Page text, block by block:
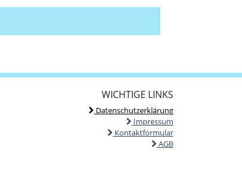
WICHTIGE LINKS
Datenschutzerklärung
Impressum
Kontaktformular
AGB